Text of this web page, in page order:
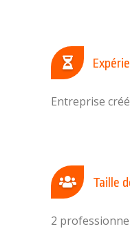
Entreprise
Taille
2